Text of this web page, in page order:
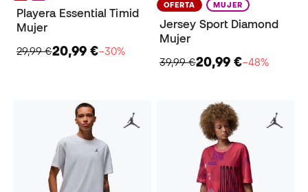
Playera Essential Timid
Mujer
29,99 €20,99 €−30%
OFERTA MUJER
Jersey Sport Diamond
Mujer
39,99 €20,99 €−48%